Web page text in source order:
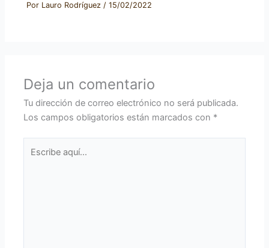
Por Lauro Rodríguez/15/02/2022
Deja un comentario
Tu dirección de correo electrónico no será publicada.
Los campos obligatorios están marcados con *
aquí...